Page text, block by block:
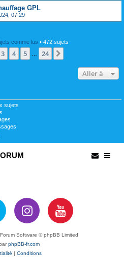
GPL
07:29
comme lus • 472 sujets
24
3 4 5 24
Aller à
sujets
Software © phpBB Limited
phpBB-fr.com
| Conditions